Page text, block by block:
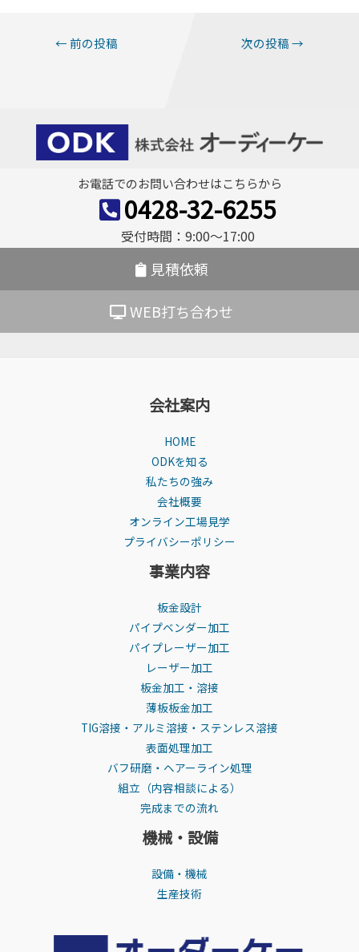
投
ビ
ゲ
ー
ン
← 前の投稿 次の投稿→
お電話でのお問い合わせはこちらから
0428-32-6255
受付時間：9:00〜17:00
見積依頼
WEB打ち合わせ
会社案内
HOME
ODKを知る
私たちの強み
会社概要
オンライン工場見学
プライバシーポリシー
事業内容
板金設計
パイプベンダー加工
パイプレーザー加工
レーザー加工
板金加工・溶接
薄板板金加工
TIG溶接・アルミ溶接・ステンレス溶接
表面処理加工
バフ研磨・ヘアーライン処理
組立（内容相談による）
完成までの流れ
機械・設備
設備・機械
生産技術